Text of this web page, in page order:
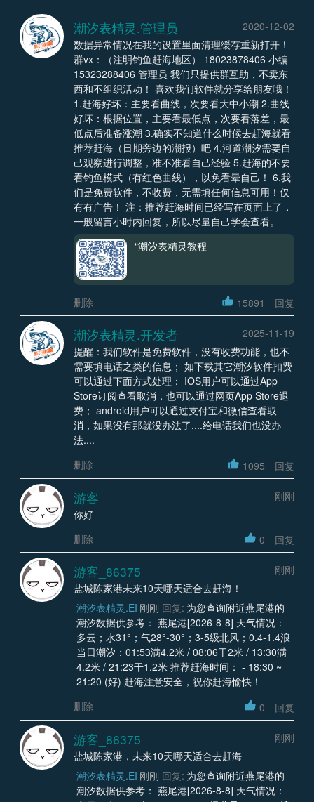
潮汐表精灵.管理员
2020-12-02
数据异常情况在我的设置里面清理缓存重新打开！
群vx：（注明钓鱼赶海地区） 18023878406 小编
15323288406 管理员 我们只提供群互助，不卖东
西和不组织活动！ 喜欢我们软件就分享给朋友哦！
1.赶海好坏：主要看曲线，次要看大中小潮 2.曲线
好坏：根据位置，主要看最低点，次要看落差，最
低点后准备涨潮 3.确实不知道什么时候去赶海就看
推荐赶海（日期旁边的潮报）吧 4.河道潮汐需要自
己观察进行调整，准不准看自己经验 5.赶海的不要
看钓鱼模式（有红色曲线），以免看晕自己！ 6.我
们是免费软件，不收费，无需填任何信息可用！仅
有有广告！ 注：推荐赶海时间已经写在页面上了，
一般留言小时内回复，所以尽量自己学会查看。
“潮汐表精灵教程
删除 15891 回复
潮汐表精灵.开发者
2025-11-19
提醒：我们软件是免费软件，没有收费功能，也不
需要填电话之类的信息； 如下载其它潮汐软件扣费
可以通过下面方式处理： IOS用户可以通过App
Store订阅查看取消，也可以通过网页App Store退
费； android用户可以通过支付宝和微信查看取
消，如果没有那就没办法了....给电话我们也没办
法....
删除
1095 回复
游客
刚刚
你好
删除
0 回复
游客_86375
刚刚
盐城陈家港未来10天哪天适合去赶海！
潮汐表精灵.EI 刚刚 回复: 为您查询附近燕尾港的
潮汐数据供参考： 燕尾港[2026-8-8] 天气情况：
多云；水31°；气28°-30°；3-5级北风；0.4-1.4浪
当日潮汐：01:53满4.2米 / 08:06干2米 / 13:30满
4.2米 / 21:23干1.2米 推荐赶海时间： - 18:30 ~
21:20 (好) 赶海注意安全，祝你赶海愉快！
删除
0 回复
游客_86375
刚刚
盐城陈家港，未来10天哪天适合去赶海
潮汐表精灵.EI 刚刚 回复: 为您查询附近燕尾港的
潮汐数据供参考： 燕尾港[2026-8-8] 天气情况：